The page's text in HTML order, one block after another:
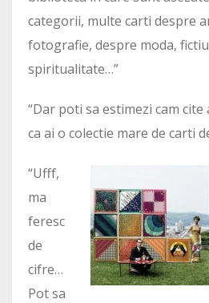
categorii, multe carti despre
fotografie, despre moda,
spiritualitate…”
“Dar poti sa estimezi cam
ca ai o colectie mare de carti
“Ufff,
ma
feresc
de
cifre…
Pot sa